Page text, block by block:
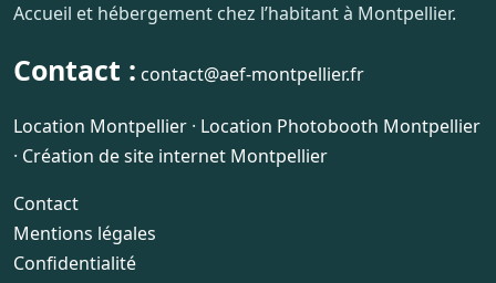
Accueil et hébergement chez l’habitant à Montpellier.
Contact : contact@aef-montpellier.fr
Location Montpellier · Location Photobooth Montpellier
· Création de site internet Montpellier
Contact
Mentions légales
Confidentialité